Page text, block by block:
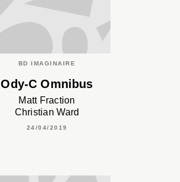
BD IMAGINAIRE
Ody-C Omnibus
Matt Fraction
Christian Ward
24/04/2019